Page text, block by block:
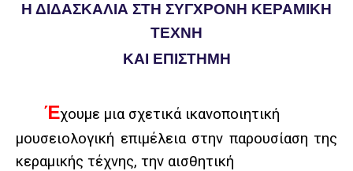
Η ΔΙΔΑΣΚΑΛΙΑ ΣΤΗ ΣΥΓΧΡΟΝΗ ΚΕΡΑΜΙΚΗ
ΤΕΧΝΗ
ΚΑΙ ΕΠΙΣΤΗΜΗ
Έχουμε μια σχετικά ικανοποιητική
μουσειολογική επιμέλεια στην παρουσίαση της
κεραμικής τέχνης, την αισθητική